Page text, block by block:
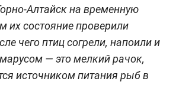
Алтайск на временную
их состояние проверили
чего птиц согрели, напоили и
— это мелкий рачок,
источником питания рыб в